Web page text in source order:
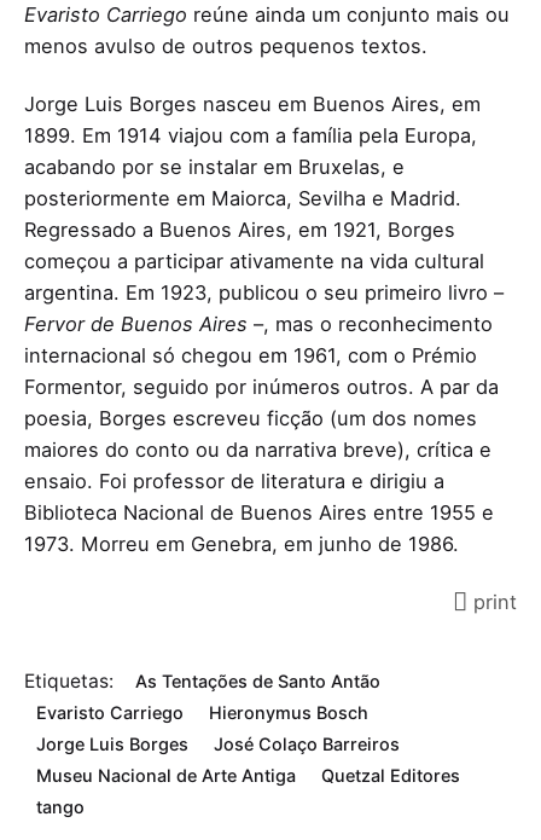
Evaristo Carriego reúne ainda um conjunto mais ou
menos avulso de outros pequenos textos.
Jorge Luis Borges nasceu em Buenos Aires, em
1899. Em 1914 viajou com a família pela Europa,
acabando por se instalar em Bruxelas, e
posteriormente em Maiorca, Sevilha e Madrid.
Regressado a Buenos Aires, em 1921, Borges
começou a participar ativamente na vida cultural
argentina. Em 1923, publicou o seu primeiro livro –
Fervor de Buenos Aires –, mas o reconhecimento
internacional só chegou em 1961, com o Prémio
Formentor, seguido por inúmeros outros. A par da
poesia, Borges escreveu ficção (um dos nomes
maiores do conto ou da narrativa breve), crítica e
ensaio. Foi professor de literatura e dirigiu a
Biblioteca Nacional de Buenos Aires entre 1955 e
1973. Morreu em Genebra, em junho de 1986.
print
Etiquetas:
As Tentações de Santo Antão
Evaristo Carriego
Hieronymus Bosch
Jorge Luis Borges
José Colaço Barreiros
Museu Nacional de Arte Antiga
Quetzal Editores
tango